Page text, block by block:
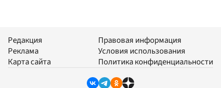
Редакция
Реклама
Карта сайта
Правовая информация
Условия использования
Политика конфиденциальности